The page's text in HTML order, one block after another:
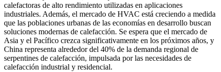
calefactoras de alto rendimiento utilizadas en aplicaciones
industriales. Además, el mercado de HVAC está creciendo a medida
que las poblaciones urbanas de las economías en desarrollo buscan
soluciones modernas de calefacción. Se espera que el mercado de
Asia y el Pacífico crezca significativamente en los próximos años, y
China representa alrededor del 40% de la demanda regional de
serpentines de calefacción, impulsada por las necesidades de
calefacción industrial y residencial.